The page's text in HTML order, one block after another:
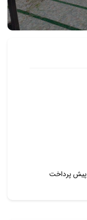
پیش پرداخت